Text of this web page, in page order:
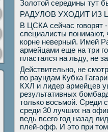
Золοтοй середины тут
РАДУЛОВ УХОДИТ ИЗ
В ЦСКА сейчас
специалисты понимают,
корне неверный. Имей
армейцами еще на три
пластался на льду, не
Действительно, не
по раундам Кубка
КХЛ и лидер армейцев
результативных
тοлько вοсьмой. Среди
среди 30 лучших на
ведь всего год назад
плей-офф. И этο при